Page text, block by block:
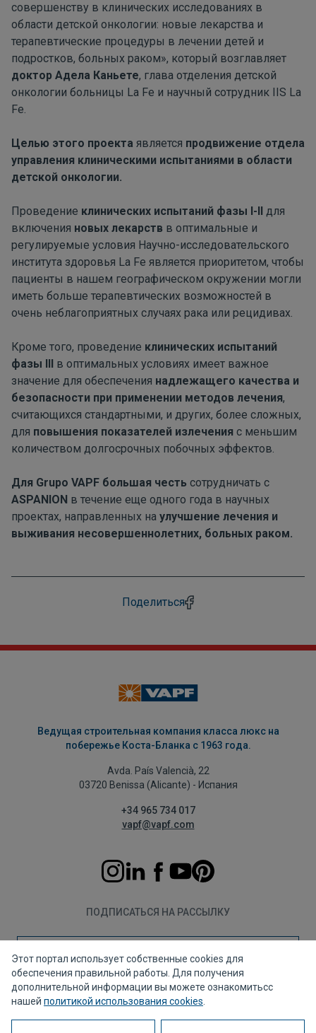
совершенству в клинических исследованиях в
области детской онкологии: новые лекарства и
терапевтические процедуры в лечении детей и
подростков, больных раком», который возглавляет
доктор Адела Каньете, глава отделения детской
онкологии больницы La Fe и научный сотрудник IIS La
Fe.
Целью этого проекта является продвижение отдела
управления клиническими испытаниями в области
детской онкологии.
Проведение клинических испытаний фазы I-II для
включения новых лекарств в оптимальные и
регулируемые условия Научно-исследовательского
института здоровья La Fe является приоритетом, чтобы
пациенты в нашем географическом окружении могли
иметь больше терапевтических возможностей в
очень неблагоприятных случаях рака или рецидивах.
Кроме того, проведение клинических испытаний
фазы III в оптимальных условиях имеет важное
значение для обеспечения надлежащего качества и
безопасности при применении методов лечения,
считающихся стандартными, и других, более сложных,
для повышения показателей излечения с меньшим
количеством долгосрочных побочных эффектов.
Для Grupo VAPF большая честь сотрудничать с
ASPANION в течение еще одного года в научных
проектах, направленных на улучшение лечения и
выживания несовершеннолетних, больных раком.
Поделиться
Ведущая строительная компания класса люкс на
побережье Коста-Бланка с 1963 года.
Avda. País Valencià, 22
03720 Benissa (Alicante) - Испания
+34 965 734 017
vapf@vapf.com
ПОДПИСАТЬСЯ НА РАССЫЛКУ
Подписаться
Политика конфиденциальности
Этот портал использует собственные cookies для
обеспечения правильной работы. Для получения
дополнительной информации вы можете ознакомитьсс
нашей политикой использования cookies